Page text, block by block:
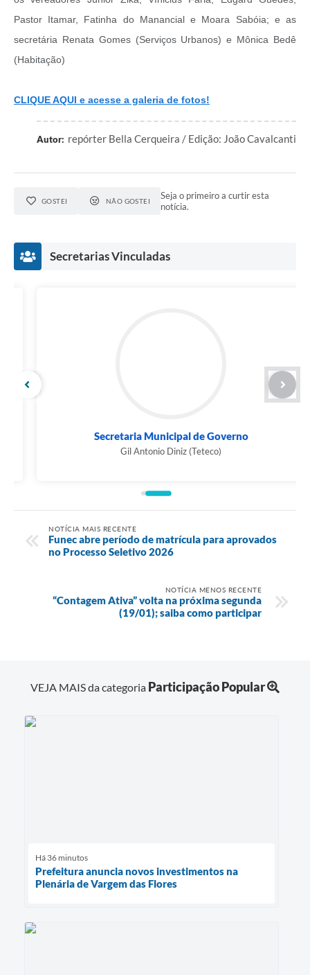
Pastor Itamar, Fatinha do Manancial e Moara Sabóia; e as
secretária Renata Gomes (Serviços Urbanos) e Mônica Bedê
(Habitação)
CLIQUE AQUI e acesse a galeria de fotos!
Autor: repórter Bella Cerqueira / Edição: João Cavalcanti
GOSTEI NÃO GOSTEI
Seja o primeiro a curtir esta
notícia.
Secretarias Vinculadas
Secretaria Municipal de Governo
Gil Antonio Diniz (Teteco)
NOTÍCIA MAIS RECENTE
Funec abre período de matrícula para aprovados
no Processo Seletivo 2026
NOTÍCIA MENOS RECENTE
“Contagem Ativa” volta na próxima segunda
(19/01); saiba como participar
VEJA MAIS da categoria Participação Popular
Há 36 minutos
Prefeitura anuncia novos investimentos na
Plenária de Vargem das Flores